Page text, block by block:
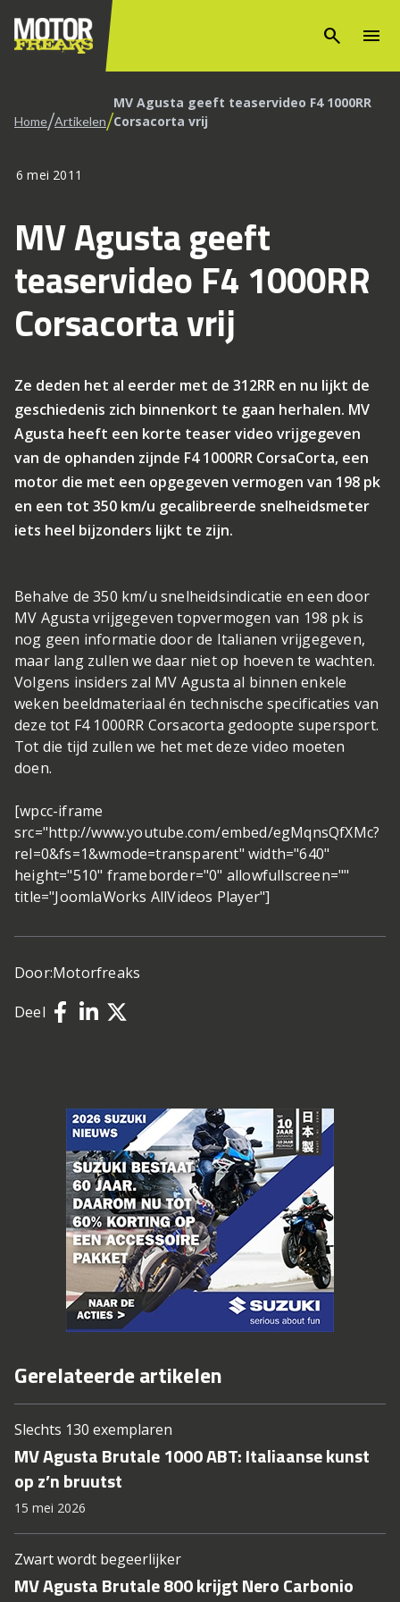
search menu
Home/Artikelen/MV Agusta geeft teaservideo F4 1000RR
Corsacorta vrij
6 mei 2011
MV Agusta geeft
teaservideo F4 1000RR
Corsacorta vrij
Ze deden het al eerder met de 312RR en nu lijkt de
geschiedenis zich binnenkort te gaan herhalen. MV
Agusta heeft een korte teaser video vrijgegeven
van de ophanden zijnde F4 1000RR CorsaCorta, een
motor die met een opgegeven vermogen van 198 pk
en een tot 350 km/u gecalibreerde snelheidsmeter
iets heel bijzonders lijkt te zijn.
Behalve de 350 km/u snelheidsindicatie en een door
MV Agusta vrijgegeven topvermogen van 198 pk is
nog geen informatie door de Italianen vrijgegeven,
maar lang zullen we daar niet op hoeven te wachten.
Volgens insiders zal MV Agusta al binnen enkele
weken beeldmateriaal én technische specificaties van
deze tot F4 1000RR Corsacorta gedoopte supersport.
Tot die tijd zullen we het met deze video moeten
doen.
[wpcc-iframe
src="http://www.youtube.com/embed/egMqnsQfXMc?
rel=0&fs=1&wmode=transparent" width="640"
height="510" frameborder="0" allowfullscreen=""
title="JoomlaWorks AllVideos Player"]
Door:Motorfreaks
Deel
Gerelateerde artikelen
Slechts 130 exemplaren
MV Agusta Brutale 1000 ABT: Italiaanse kunst
op z’n bruutst
15 mei 2026
Zwart wordt begeerlijker
MV Agusta Brutale 800 krijgt Nero Carbonio